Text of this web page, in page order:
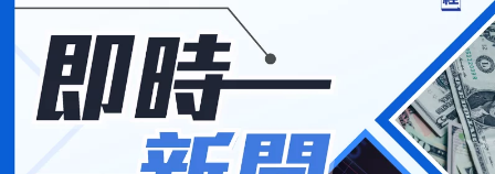
專
題
投
資
樓